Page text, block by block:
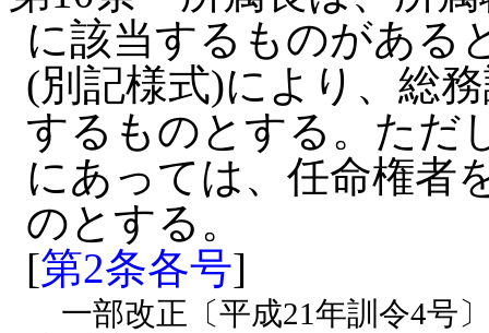
に該当するものがある
(別記様式)により、総
するものとする。 ただ
にあっては、任命権者
のとする。
[第2条各号]
一部改正〔平成21年訓令4号〕